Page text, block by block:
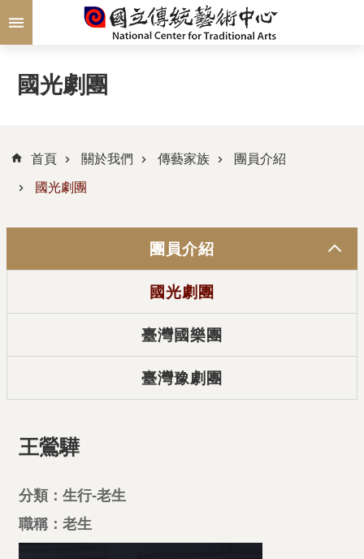
跳到主要內容區塊
國光劇團
首頁 關於我們 傳藝家族 團員介紹
國光劇團
團員介紹
國光劇團
臺灣國樂團
臺灣豫劇團
王鶯驊
分類：生行-老生
職稱：老生